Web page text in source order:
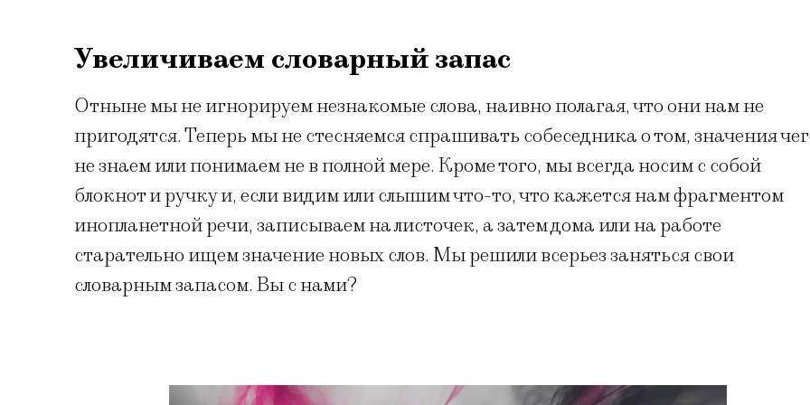
Увеличиваем словарный запас
Отныне мы не игнорируем незнакомые слова, наивно полагая, что они нам не
пригодятся. Теперь мы не стесняемся спрашивать собеседника о том, значения
не знаем или понимаем не в полной мере. Кроме того, мы всегда носим с собой
блокнот и ручку и, если видим или слышим что-то, что кажется нам фрагментом
инопланетной речи, записываем на листочек, а затем дома или на работе
старательно ищем значение новых слов. Мы решили всерьез заняться свои
словарным запасом. Вы с нами?